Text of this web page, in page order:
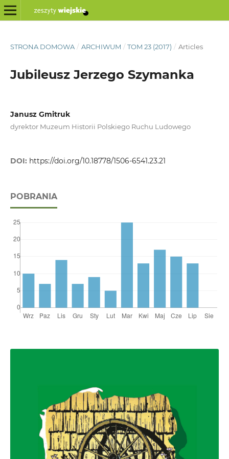
STRONA DOMOWA / ARCHIWUM / TOM 23 (2017) / Articles
Jubileusz Jerzego Szymanka
Janusz Gmitruk
dyrektor Muzeum Historii Polskiego Ruchu Ludowego
DOI: https://doi.org/10.18778/1506-6541.23.21
POBRANIA